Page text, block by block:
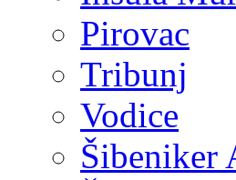
Pirovac
Tribunj
Vodice
Šibeniker